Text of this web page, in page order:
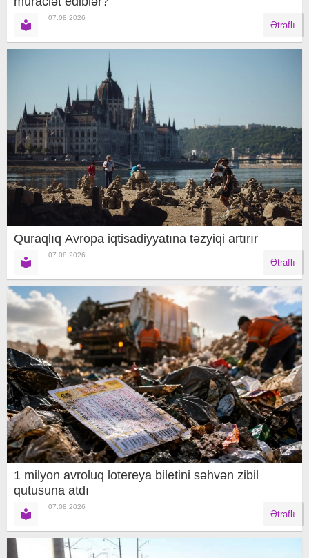
07.08.2026
Ətraflı
Quraqlıq Avropa iqtisadiyyatına təzyiqi artırır
07.08.2026
Ətraflı
1 milyon avroluq lotereya biletini səhvən zibil
qutusuna atdı
07.08.2026
Ətraflı